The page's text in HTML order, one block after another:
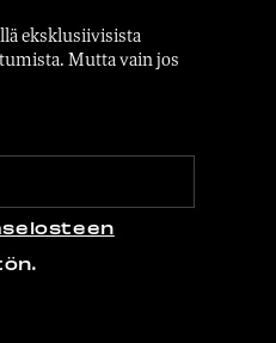
eksklusiivisista
Mutta vain jos